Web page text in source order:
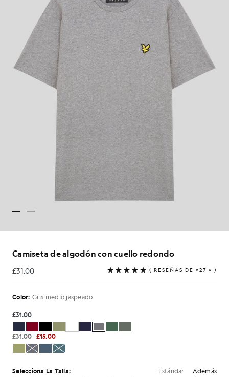
Camiseta de algodón con cuello redondo
£31.00
£31.00 ( RESEÑAS DE «27 » )
Color: Gris medio jaspeado
£31.00
£31.00 £15.00
Selecciona La Talla: Estándar
Además